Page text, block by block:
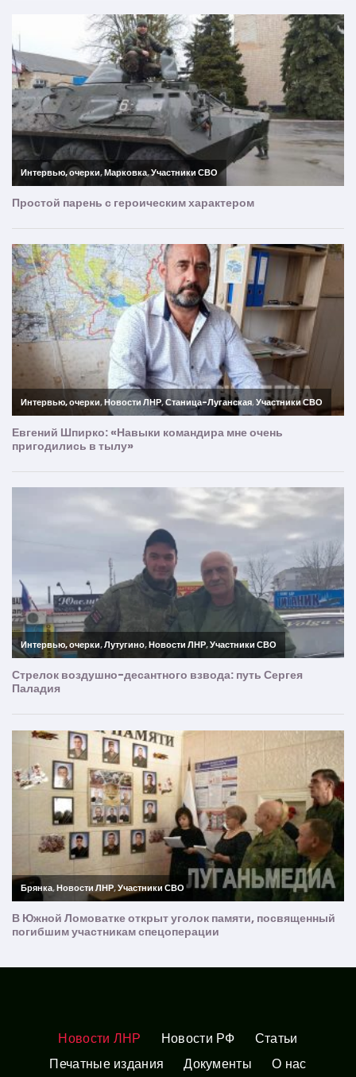
Новости ЛНР Новости РФ
Статьи
Печатные издания
Документы О нас